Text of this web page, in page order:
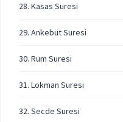
28. Kasas Suresi
29. Ankebut Suresi
30. Rum Suresi
31. Lokman Suresi
32. Secde Suresi